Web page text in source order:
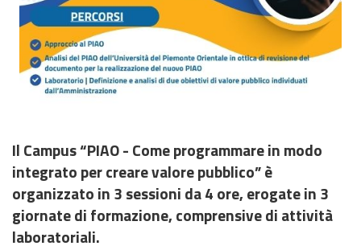
Il Campus “PIAO - Come programmare in modo
integrato per creare valore pubblico” è
organizzato in 3 sessioni da 4 ore, erogate in 3
giornate di formazione, comprensive di attività
laboratoriali.